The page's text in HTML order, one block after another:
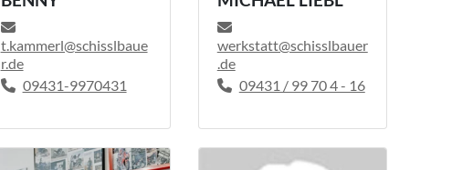
t.kammerl@schisslbaue
r.de
09431-9970431
werkstatt@schisslbauer
.de
09431 / 99 70 4 - 16